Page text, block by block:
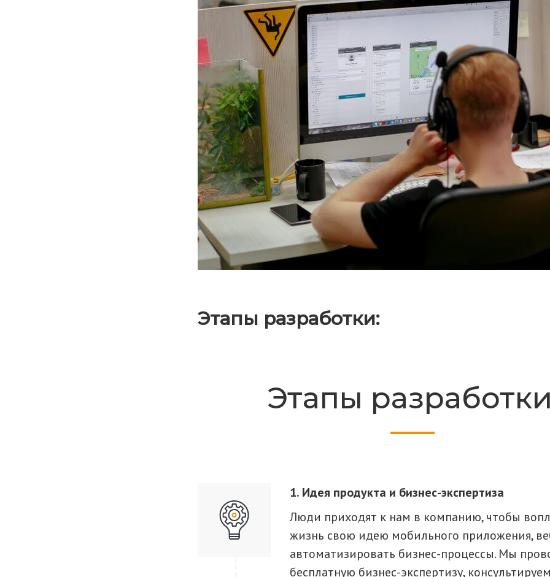
Этапы разработки:
Этапы
Идея продукта и бизнес-экспертиза
Люди приходят к нам в компанию, чтобы
жизнь свою идею мобильного приложения,
автоматизировать бизнес-процессы. Мы
бесплатную бизнес-экспертизу,